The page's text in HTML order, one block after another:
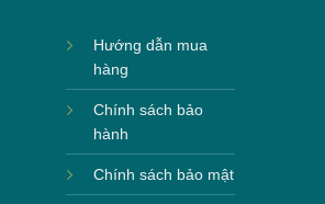
Hướng dẫn mua
hàng
Chính sách bảo
hành
Chính sách bảo mật